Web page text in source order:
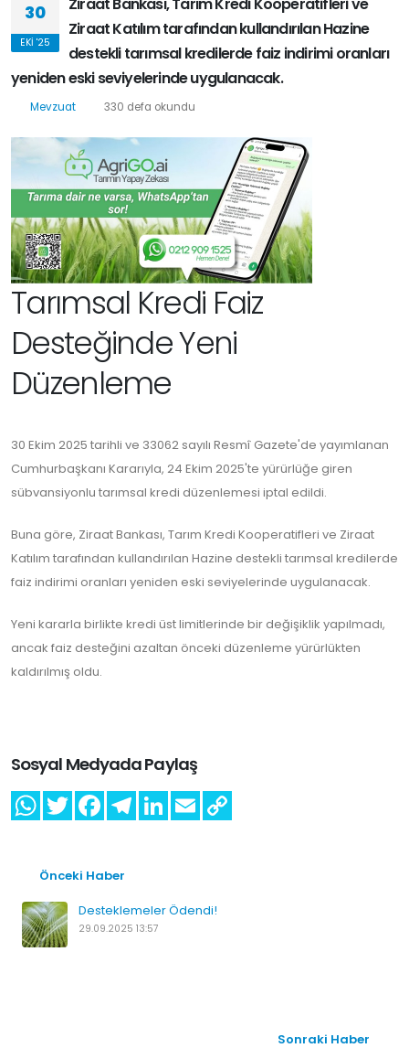
30
EKI '25
Ziraat Katılım tarafından kullandırılan Hazine
destekli tarımsal kredilerde faiz indirimi oranları
yeniden eski seviyelerinde uygulanacak.
Mevzuat 330 defa okundu
Tarımsal Kredi Faiz
Desteğinde Yeni
Düzenleme
30 Ekim 2025 tarihli ve 33062 sayılı Resmî Gazete'de yayımlanan
Cumhurbaşkanı Kararıyla, 24 Ekim 2025'te yürürlüğe giren
sübvansiyonlu tarımsal kredi düzenlemesi iptal edildi.
Buna göre, Ziraat Bankası, Tarım Kredi Kooperatifleri ve Ziraat
Katılım tarafından kullandırılan Hazine destekli tarımsal kredilerde
faiz indirimi oranları yeniden eski seviyelerinde uygulanacak.
Yeni kararla birlikte kredi üst limitlerinde bir değişiklik yapılmadı,
ancak faiz desteğini azaltan önceki düzenleme yürürlükten
kaldırılmış oldu.
Sosyal Medyada Paylaş
Önceki Haber
Desteklemeler Ödendi!
29.09.2025 13:57
Sonraki Haber